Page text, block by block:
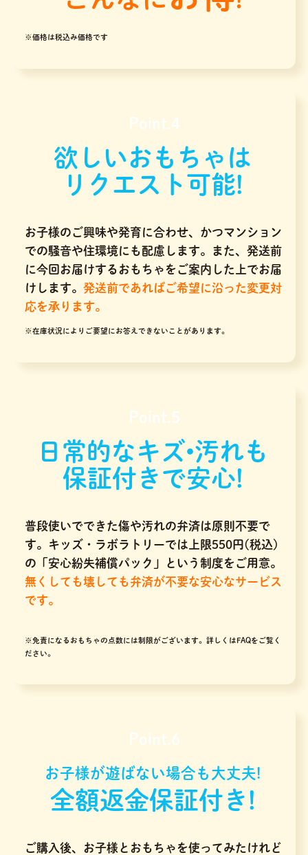
※価格は税込み価格です
Point.4
欲しいおもちゃは
リクエスト可能!
お子様のご興味や発育に合わせ、かつマンション
での騒音や住環境にも配慮します。また、発送前
に今回お届けするおもちゃをご案内した上でお届
けします。 発送前であればご希望に沿った変更対
応を承ります。
※在庫状況によりご要望にお答えできないことがあります。
Point.5
日常的なキズ•汚れも
保証付きで安心!
普段使いでできた傷や汚れの弁済は原則不要で
す。キッズ・ラボラトリーでは上限550円(税込)
の「安心紛失補償パック」という制度をご用意。
無くしても壊しても弁済が不要な安心なサービス
です。
※免責になるおもちゃの点数には制限がございます。 詳しくはFAQをご覧く
ださい。
Point.6
お子様が遊ばない場合も大丈夫!
全額返金保証付き!
ご購入後、お子様とおもちゃを使ってみたけれど